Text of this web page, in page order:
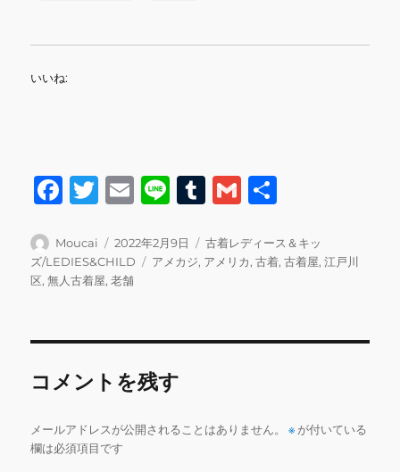
いいね:
F
c
e
o
k
T
it
te
E
ai
l
Li
e
T
m
bl
G
ai
l
投
稿
者
Moucai
投
稿
日:
2022年2月9日
カ
テ
古着レディース＆キッ
ズ/LEDIES&CHILD
タ
アメカジ, アメリカ,古着,古着屋,江戸川
区,無人古着屋,老舗
コメントを残す
メールアドレスが公開されることはありません。 ※ が付いている
欄は必須項目です